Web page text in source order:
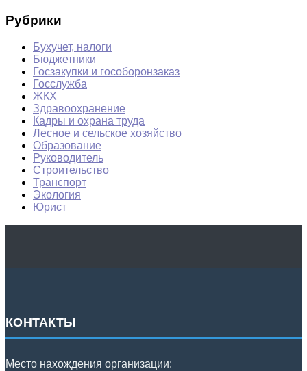
Рубрики
Бухучет, налоги
Бюджетники
Госзакупки и гособоронзаказ
Госслужба
ЖКХ
Здравоохранение
Кадры и охрана труда
Лесное и сельское хозяйство
Образование
Руководитель
Строительство
Транспорт
Экология
Юрист
КОНТАКТЫ
Место нахождения организации: